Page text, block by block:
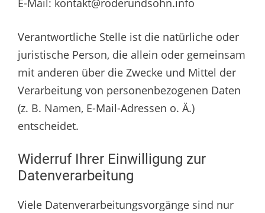
E-Mail: kontakt@roderundsohn.info
Verantwortliche Stelle ist die natürliche oder
juristische Person, die allein oder gemeinsam
mit anderen über die Zwecke und Mittel der
Verarbeitung von personenbezogenen Daten
(z. B. Namen, E-Mail-Adressen o. Ä.)
entscheidet.
Widerruf Ihrer Einwilligung zur
Datenverarbeitung
Viele Datenverarbeitungsvorgänge sind nur